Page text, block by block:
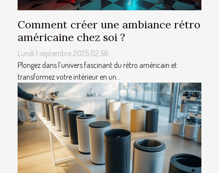
Comment créer une ambiance rétro
américaine chez soi ?
Lundi 1 septembre 2025 02:58
Plongez dans l’univers fascinant du rétro américain et
transformez votre intérieur en un...